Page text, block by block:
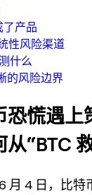
了产品
性风险渠道
什么
的风险边界
恐慌遇上
从“BTC
月 4 日，比特